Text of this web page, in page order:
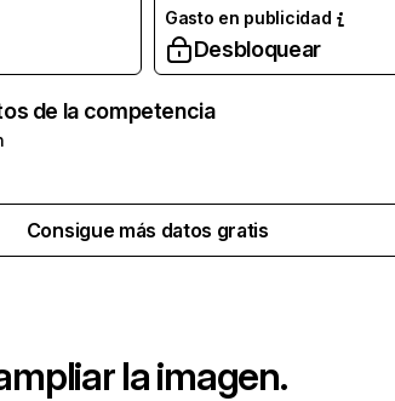
Gasto en publicidad
Desbloquear
de la competencia
Consigue más datos gratis
la imagen.